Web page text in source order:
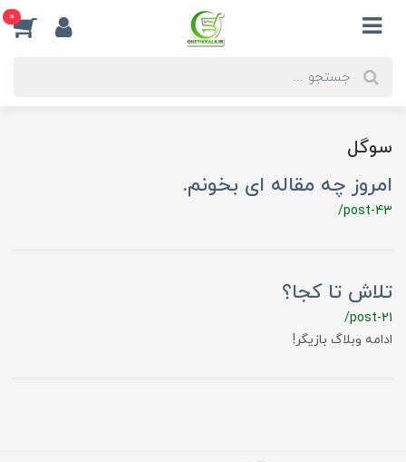
0
سوگل
امروز چه مقاله ای بخونم.
/post-43
تلاش تا کجا؟
/post-21
ادامه وبلاگ بازیگر!